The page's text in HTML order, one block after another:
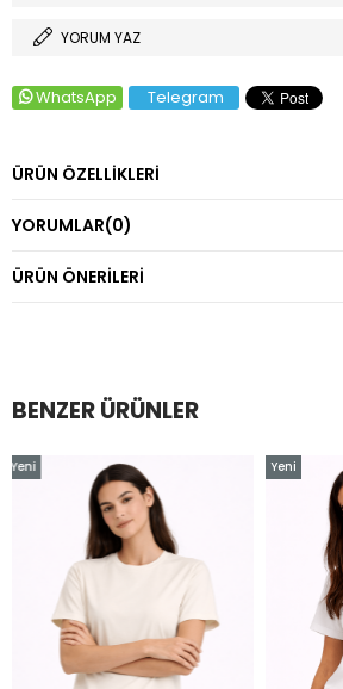
YORUM YAZ
WhatsApp Telegram
ÜRÜN ÖZELLIKLERI
YORUMLAR(0)
ÜRÜN ÖNERILERI
BENZER ÜRÜNLER